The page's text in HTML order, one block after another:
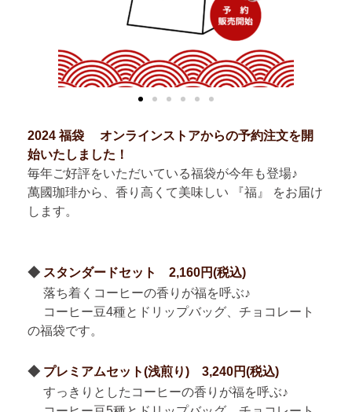
2024 福袋 オンラインストアからの予約注文を開
始いたしました！
毎年ご好評をいただいている福袋が今年も登場♪
萬國珈琲から、香り高くて美味しい 『福』 をお届け
します。
◆ スタンダードセット 2,160円(税込)
落ち着くコーヒーの香りが福を呼ぶ♪
コーヒー豆4種とドリップバッグ、チョコレート
の福袋です。
◆ プレミアムセット(浅煎り) 3,240円(税込)
すっきりとしたコーヒーの香りが福を呼ぶ♪